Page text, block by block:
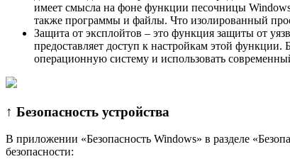
имеет смысла на фоне функции песочницы Windows
также программы и файлы. Что изолированный
Защита от эксплойтов – это функция защиты от
предоставляет доступ к настройкам этой
операционную систему и использовать
↑ Безопасность устройства
В приложении «Безопасность Windows» в разделе
безопасности: